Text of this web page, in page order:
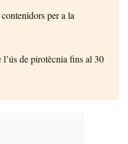
per a la
de pirotècnia fins al 30